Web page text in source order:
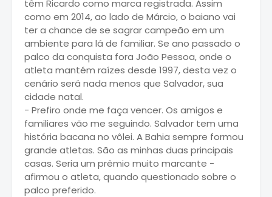
têm Ricardo como marca registrada. Assim
como em 2014, ao lado de Márcio, o baiano vai
ter a chance de se sagrar campeão em um
ambiente para lá de familiar. Se ano passado o
palco da conquista fora João Pessoa, onde o
atleta mantém raízes desde 1997, desta vez o
cenário será nada menos que Salvador, sua
cidade natal.
- Prefiro onde me faça vencer. Os amigos e
familiares vão me seguindo. Salvador tem uma
história bacana no vôlei. A Bahia sempre formou
grande atletas. São as minhas duas principais
casas. Seria um prêmio muito marcante -
afirmou o atleta, quando questionado sobre o
palco preferido.